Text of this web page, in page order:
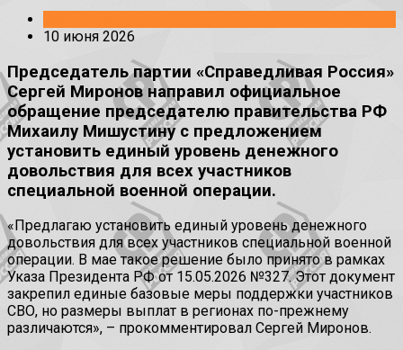
10 июня 2026
Председатель партии «Справедливая Россия»
Сергей Миронов направил официальное
обращение председателю правительства РФ
Михаилу Мишустину с предложением
установить единый уровень денежного
довольствия для всех участников
специальной военной операции.
«Предлагаю установить единый уровень денежного
довольствия для всех участников специальной военной
операции. В мае такое решение было принято в рамках
Указа Президента РФ от 15.05.2026 №327. Этот документ
закрепил единые базовые меры поддержки участников
СВО, но размеры выплат в регионах по-прежнему
различаются», – прокомментировал Сергей Миронов.